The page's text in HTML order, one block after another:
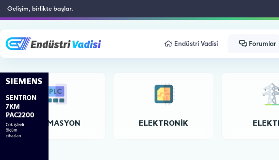
Gelişim, birlikte başlar.
Endüstri Vadisi Forumlar
OTOMASYON ELEKTRONIK